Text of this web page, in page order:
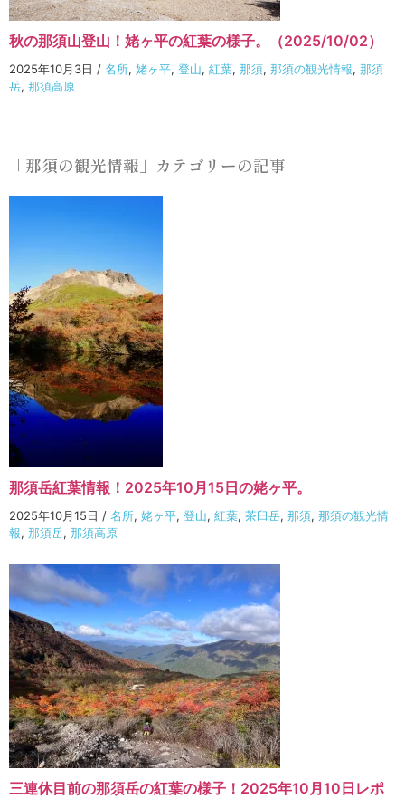
秋の那須山登山！姥ヶ平の紅葉の様子。（2025/10/02）
2025年10月3日 / 名所, 姥ヶ平, 登山, 紅葉, 那須, 那須の観光情報, 那須
岳, 那須高原
「那須の観光情報」カテゴリーの記事
那須岳紅葉情報！2025年10月15日の姥ヶ平。
2025年10月15日 / 名所, 姥ヶ平, 登山, 紅葉, 茶臼岳, 那須, 那須の観光情
報, 那須岳, 那須高原
三連休目前の那須岳の紅葉の様子！2025年10月10日レポ